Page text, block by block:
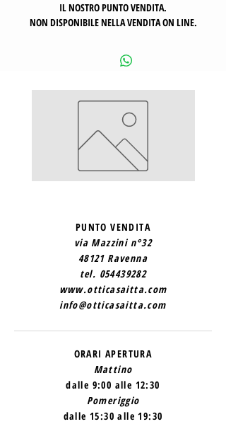
IL NOSTRO PUNTO VENDITA.
NON DISPONIBILE NELLA VENDITA ON LINE.
PUNTO VENDITA
via Mazzini n°32
48121 Ravenna
tel. 054439282
www.otticasaitta.com
info@otticasaitta.com
ORARI APERTURA
Mattino
dalle 9:00 alle 12:30
Pomeriggio
dalle 15:30 alle 19:30